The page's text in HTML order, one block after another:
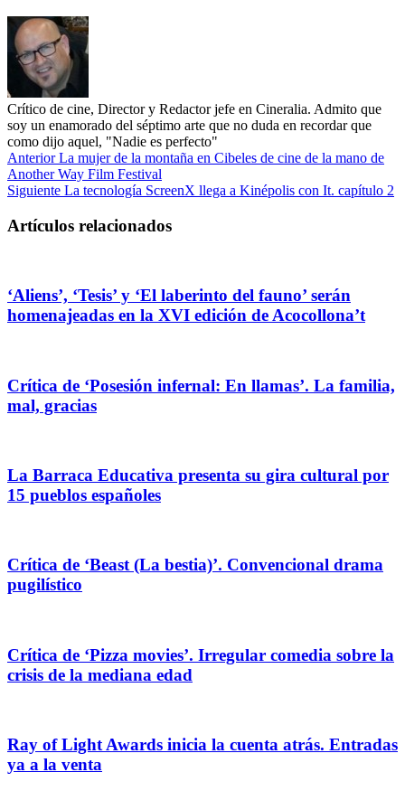
Crítico de cine, Director y Redactor jefe en Cineralia. Admito que
soy un enamorado del séptimo arte que no duda en recordar que
como dijo aquel, "Nadie es perfecto"
AnteriorLa mujer de la montaña en Cibeles de cine de la mano de
Another Way Film Festival
Siguiente La tecnología ScreenX llega a Kinépolis con It. capítulo 2
Artículos relacionados
‘Aliens’, ‘Tesis’ y ‘El laberinto del fauno’ serán
homenajeadas en la XVI edición de Acocollona’t
Crítica de ‘Posesión infernal: En llamas’. La familia,
mal, gracias
La Barraca Educativa presenta su gira cultural por
15 pueblos españoles
Crítica de ‘Beast (La bestia)’. Convencional drama
pugilístico
Crítica de ‘Pizza movies’. Irregular comedia sobre la
crisis de la mediana edad
Ray of Light Awards inicia la cuenta atrás. Entradas
ya a la venta